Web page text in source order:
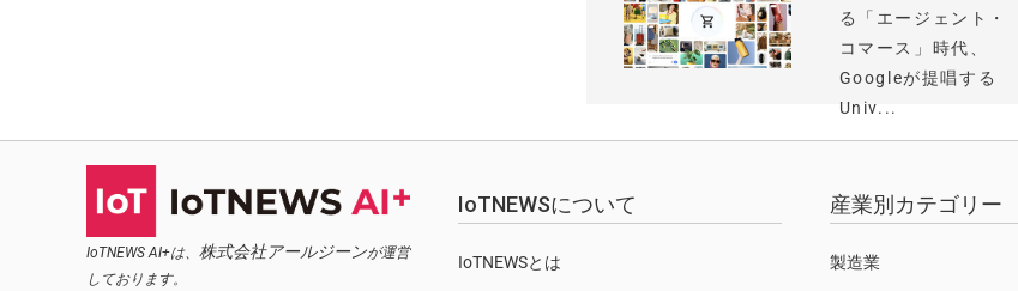
る「エージェント・
コマース」時代、
Googleが提唱する
Univ...
IoTNEWS AI+は、 株式会社アールジーンが運営
しております。
IoTNEWSについて
IoTNEWSとは
産業別カテゴリー
製造業